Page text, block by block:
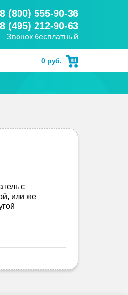
8 (800) 555-90-36
8 (495) 212-90-63
Звонок бесплатный
0 руб.
с
или же